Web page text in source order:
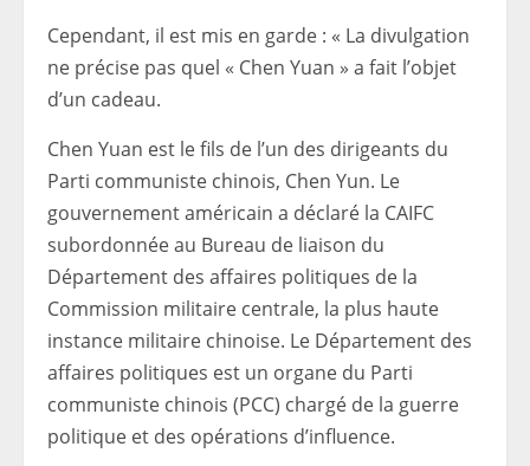
Cependant, il est mis en garde : « La divulgation
ne précise pas quel « Chen Yuan » a fait l’objet
d’un cadeau.
Chen Yuan est le fils de l’un des dirigeants du
Parti communiste chinois, Chen Yun. Le
gouvernement américain a déclaré la CAIFC
subordonnée au Bureau de liaison du
Département des affaires politiques de la
Commission militaire centrale, la plus haute
instance militaire chinoise. Le Département des
affaires politiques est un organe du Parti
communiste chinois (PCC) chargé de la guerre
politique et des opérations d’influence.